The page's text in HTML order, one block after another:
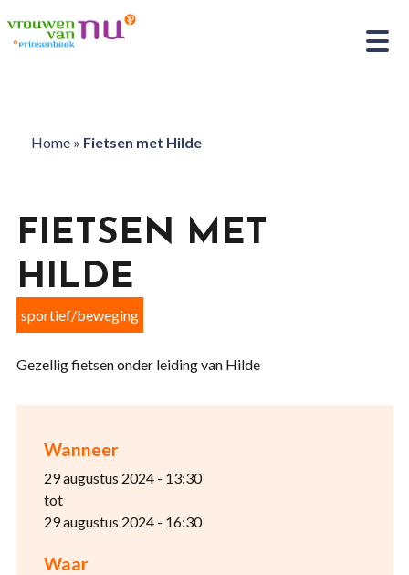
Home» Fietsen met Hilde
Wanneer
29 augustus 2024 - 13:30
tot
29 augustus 2024 - 16:30
Waar
FIETSEN MET
HILDE
sportief/beweging
Gezellig fietsen onder leiding van Hilde